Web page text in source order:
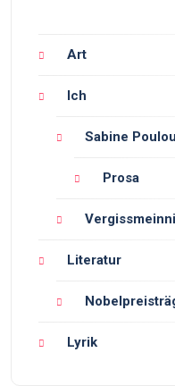
Art
Ich
Sabine Poulou
Prosa
Literatur
Lyrik